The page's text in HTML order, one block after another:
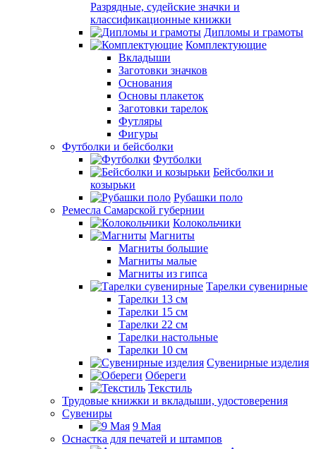
Разрядные, судейские значки и
классификационные книжки
Дипломы и грамоты
Комплектующие
Вкладыши
Заготовки значков
Основания
Основы плакеток
Заготовки тарелок
Футляры
Фигуры
Футболки и бейсболки
Футболки
Бейсболки и
козырьки
Рубашки поло
Ремесла Самарской губернии
Колокольчики
Магниты
Магниты большие
Магниты малые
Магниты из гипса
Тарелки сувенирные
Тарелки 13 см
Тарелки 15 см
Тарелки 22 см
Тарелки настольные
Тарелки 10 см
Сувенирные изделия
Обереги
Текстиль
Трудовые книжки и вкладыши, удостоверения
Сувениры
9 Мая
Оснастка для печатей и штампов